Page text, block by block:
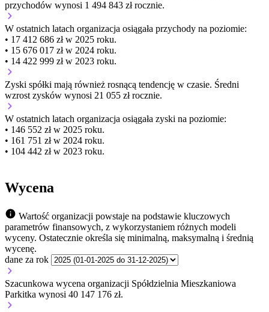
przychodów wynosi 1 494 843 zł rocznie.
W ostatnich latach organizacja osiągała przychody na poziomie:
• 17 412 686 zł w 2025 roku.
• 15 676 017 zł w 2024 roku.
• 14 422 999 zł w 2023 roku.
Zyski spółki mają również rosnącą tendencję w czasie. Średni
wzrost zysków wynosi 21 055 zł rocznie.
W ostatnich latach organizacja osiągała zyski na poziomie:
• 146 552 zł w 2025 roku.
• 161 751 zł w 2024 roku.
• 104 442 zł w 2023 roku.
Wycena
Wartość organizacji powstaje na podstawie kluczowych
parametrów finansowych, z wykorzystaniem różnych modeli
wyceny. Ostatecznie określa się minimalną, maksymalną i średnią
wycenę.
dane za rok
Szacunkowa wycena organizacji Spółdzielnia Mieszkaniowa
Parkitka wynosi 40 147 176 zł.